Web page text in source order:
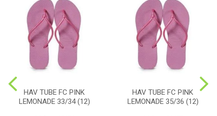
HAV TUBE FC PINK
LEMONADE 33/34 (12)
HAV TUBE FC PINK
LEMONADE 35/36 (12)